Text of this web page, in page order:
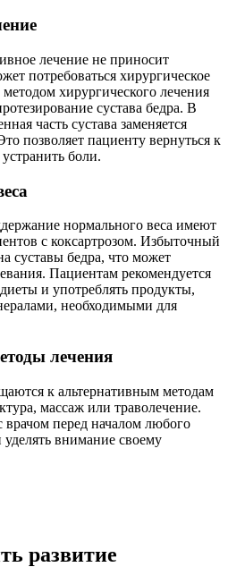
лечение не приносит
потребоваться хирургическое
хирургического лечения
сустава бедра. В
часть сустава заменяется
позволяет пациенту вернуться к
боли.
нормального веса имеют
с коксартрозом. Избыточный
суставы бедра, что может
Пациентам рекомендуется
и употреблять продукты,
необходимыми для
лечения
к альтернативным методам
массаж или траволечение.
врачом перед началом любого
уделять внимание своему
развитие